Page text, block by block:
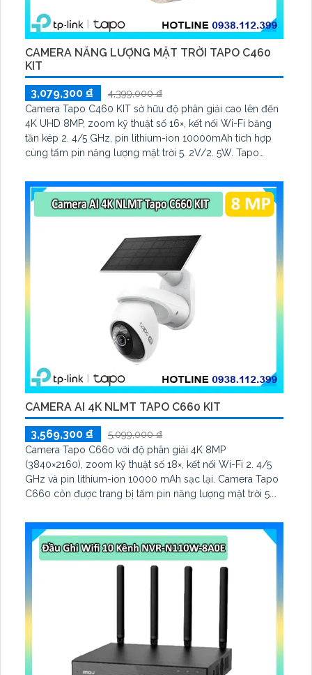
CAMERA NĂNG LƯỢNG MẶT TRỜI TAPO C460
KIT
3,079,300 ₫
4,399,000 ₫
Camera Tapo C460 KIT sở hữu độ phân giải cao lên đến
4K UHD 8MP, zoom kỹ thuật số 16×, kết nối Wi-Fi băng
tần kép 2. 4/5 GHz, pin lithium-ion 10000mAh tích hợp
cùng tấm pin năng lượng mặt trời 5. 2V/2. 5W. Tapo
biến Starlight, tầm nhìn lên đến 15 m
CAMERA AI 4K NLMT TAPO C660 KIT
3,569,300 ₫
5,099,000 ₫
Camera Tapo C660 với độ phân giải 4K 8MP
(3840×2160), zoom kỹ thuật số 18×, kết nối Wi-Fi 2. 4/5
GHz và pin lithium-ion 10000 mAh sạc lại. Camera Tapo
C660 còn được trang bị tấm pin năng lượng mặt trời 5.
tiện, lưu trữ thẻ microSD tối đa 512 GB